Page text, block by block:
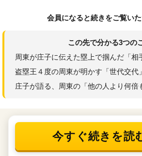
会員になると続きをご覧い
この先で分かる3つの
周東が庄子に伝えた塁上で掴んだ「相
盗塁王４度の周東が明かす「世代交代
庄子が語る、周東の「他の人より何倍